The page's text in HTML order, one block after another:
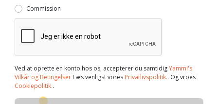
Commission
Ved at oprette en konto hos os, accepterer du samtidigYammi's
Vilkår og Betingelser Læs venligst vores Privatlivspolitik.. Og vroes
Cookiepolitik..